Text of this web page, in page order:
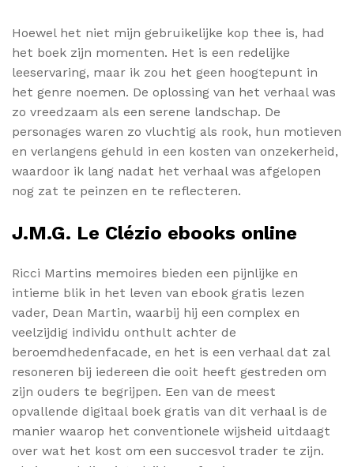
Hoewel het niet mijn gebruikelijke kop thee is, had
het boek zijn momenten. Het is een redelijke
leeservaring, maar ik zou het geen hoogtepunt in
het genre noemen. De oplossing van het verhaal was
zo vreedzaam als een serene landschap. De
personages waren zo vluchtig als rook, hun motieven
en verlangens gehuld in een kosten van onzekerheid,
waardoor ik lang nadat het verhaal was afgelopen
nog zat te peinzen en te reflecteren.
J.M.G. Le Clézio ebooks online
Ricci Martins memoires bieden een pijnlijke en
intieme blik in het leven van ebook gratis lezen
vader, Dean Martin, waarbij hij een complex en
veelzijdig individu onthult achter de
beroemdhedenfacade, en het is een verhaal dat zal
resoneren bij iedereen die ooit heeft gestreden om
zijn ouders te begrijpen. Een van de meest
opvallende digitaal boek gratis van dit verhaal is de
manier waarop het conventionele wijsheid uitdaagt
over wat het kost om een succesvol trader te zijn.